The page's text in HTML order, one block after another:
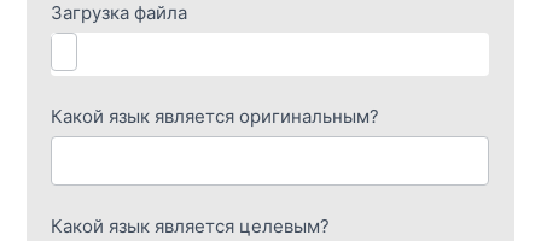
Загрузка файла
Какой язык является оригинальным?
Какой язык является целевым?